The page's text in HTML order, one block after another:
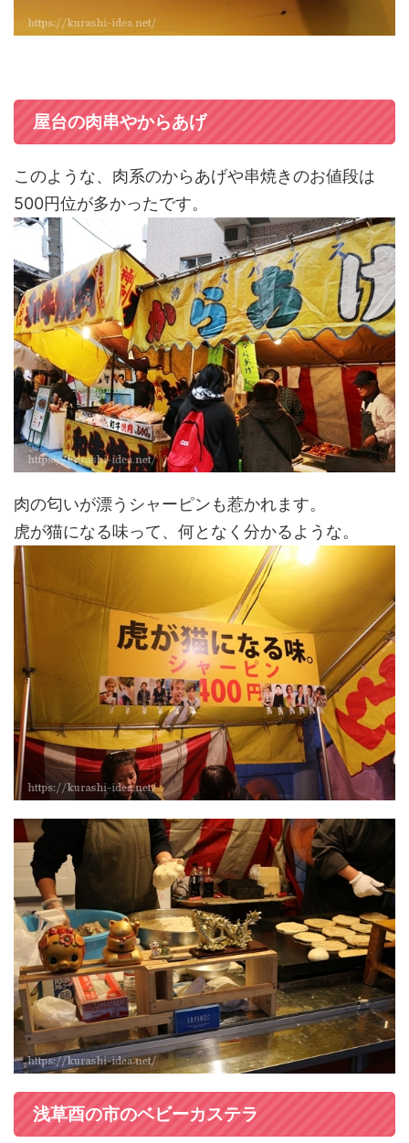
屋台の肉串やからあげ
このような、肉系のからあげや串焼きのお値段は
500円位が多かったです。
肉の匂いが漂うシャーピンも惹かれます。
虎が猫になる味って、何となく分かるような。
浅草酉の市のベビーカステラ